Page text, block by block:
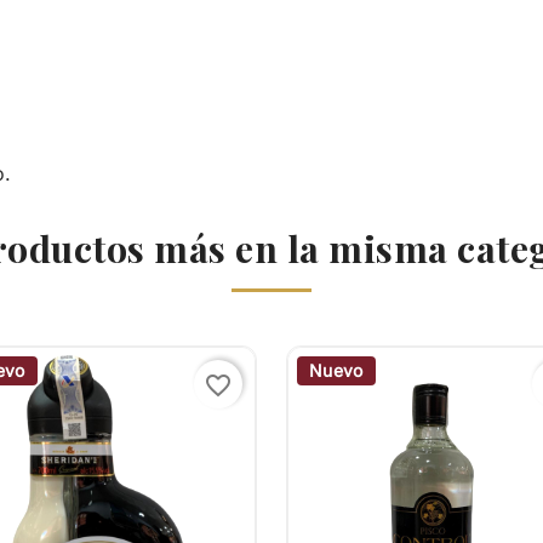
más en la misma
favorite_border
Nuevo